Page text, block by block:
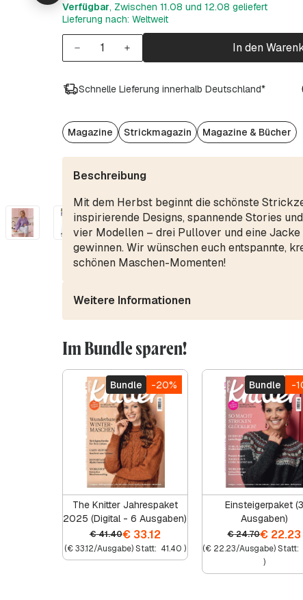
Verfügbar, Zwischen 11.08 und 12.08 geliefert
Lieferung nach: Weltweit
In den
Schnelle Lieferung innerhalb Deutschland*
Magazine Strickmagazin Magazine & Bücher
Beschreibung
Mit dem Herbst beginnt die schönste
inspirierende Designs, spannende Stories
vier Modellen – drei Pullover und eine
gewinnen. Wir wünschen euch entspannte,
schönen Maschen-Momenten!
Weitere Informationen
Im Bundle sparen!
Bundle -20%
The Knitter Jahrespaket
2025 (Digital - 6 Ausgaben)
€41.40€33.12
(€33.12/Ausgabe) Statt: 41.40 )
Bundle -
Einsteigerpaket (3
Ausgaben)
€24.70€ 22.23
(€ 22.23/Ausgabe) Statt:
)